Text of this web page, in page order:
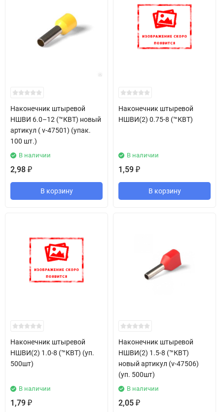
Наконечник штыревой
НШВИ 6.0–12 (™КВТ) новый
артикул ( v-47501) (упак.
100 шт.)
В наличии
2,98 ₽
В корзину
Наконечник штыревой
НШВИ(2) 0.75-8 (™КВТ)
В наличии
1,59 ₽
В корзину
Наконечник штыревой
НШВИ(2) 1.0-8 (™КВТ) (уп.
500шт)
В наличии
1,79 ₽
Наконечник штыревой
НШВИ(2) 1.5-8 (™КВТ)
новый артикул (v-47506)
(уп. 500шт)
В наличии
2,05 ₽